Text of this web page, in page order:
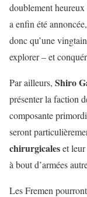
doublement
a enfin été
donc qu’une
explorer – et
Par ailleurs, Shiro
présenter la faction
composante
seront
chirurgicaleset leur
à bout d’armées
Les Fremen